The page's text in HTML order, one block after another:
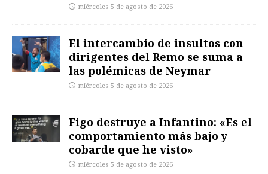
miércoles 5 de agosto de 2026
El intercambio de insultos con
dirigentes del Remo se suma a
las polémicas de Neymar
miércoles 5 de agosto de 2026
Figo destruye a Infantino: «Es el
comportamiento más bajo y
cobarde que he visto»
miércoles 5 de agosto de 2026